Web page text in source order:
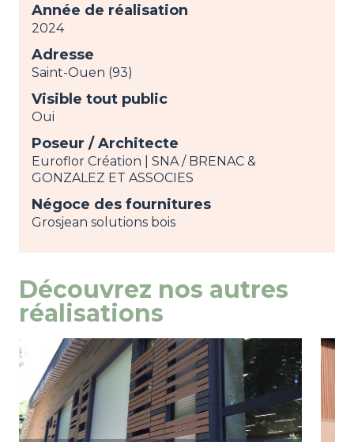
Année de réalisation
2024
Adresse
Saint-Ouen (93)
Visible tout public
Oui
Poseur / Architecte
Euroflor Création | SNA / BRENAC &
GONZALEZ ET ASSOCIES
Négoce des fournitures
Grosjean solutions bois
Découvrez nos autres
réalisations
Image
view view